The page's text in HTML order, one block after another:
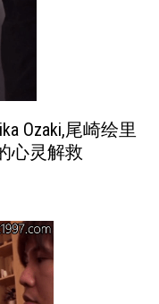
Ozaki,尾崎绘里
心灵解救